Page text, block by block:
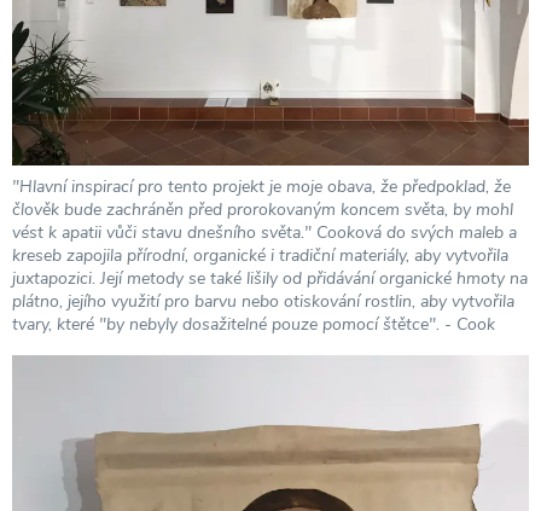
"Hlavní inspirací pro tento projekt je moje obava, že předpoklad, že
člověk bude zachráněn před prorokovaným koncem světa, by mohl
vést k apatii vůči stavu dnešního světa." Cooková do svých maleb a
kreseb zapojila přírodní, organické i tradiční materiály, aby vytvořila
juxtapozici. Její metody se také lišily od přidávání organické hmoty na
plátno, jejího využití pro barvu nebo otiskování rostlin, aby vytvořila
tvary, které "by nebyly dosažitelné pouze pomocí štětce". - Cook